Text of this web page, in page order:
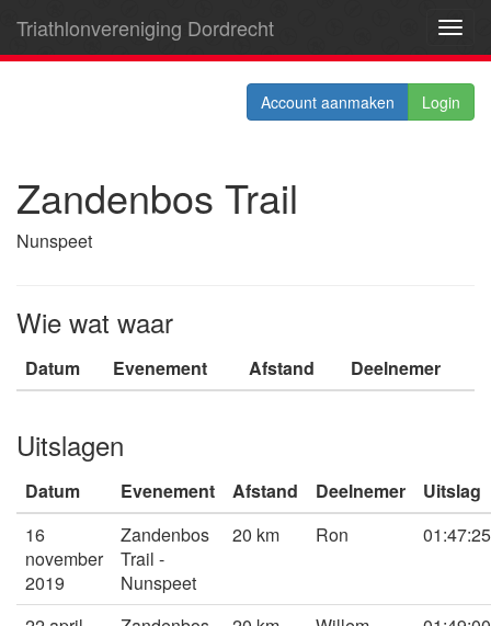
Triathlonvereniging Dordrecht
Account aanmaken Login
Zandenbos Trail
Nunspeet
Wie wat waar
Datum Evenement Afstand Deelnemer
Uitslagen
Datum Evenement Afstand Deelnemer
Uitslag
16
november
2019
Zandenbos
Trail -
Nunspeet
20 km Ron 01:47:25